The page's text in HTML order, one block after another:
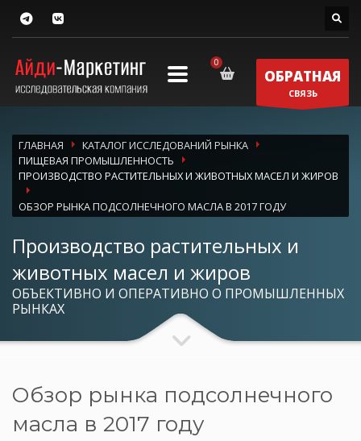
ОБРАТНАЯ
СВЯЗЬ
ГЛАВНАЯ
КАТАЛОГ ИССЛЕДОВАНИЙ РЫНКА
ПИЩЕВАЯ ПРОМЫШЛЕННОСТЬ
ПРОИЗВОДСТВО РАСТИТЕЛЬНЫХ И ЖИВОТНЫХ МАСЕЛ И ЖИРОВ
ОБЗОР РЫНКА ПОДСОЛНЕЧНОГО МАСЛА В 2017 ГОДУ
Производство растительных и
животных масел и жиров
ОБЪЕКТИВНО И ОПЕРАТИВНО О ПРОМЫШЛЕННЫХ
РЫНКАХ
Обзор рынка подсолнечного
масла в 2017 году